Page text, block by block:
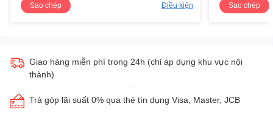
Sao chép Điều kiện Sao chép
Giao hàng miễn phí trong 24h (chỉ áp dụng khu vực nội
thành)
Trả góp lãi suất 0% qua thẻ tín dụng Visa, Master, JCB